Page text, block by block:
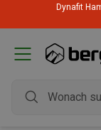
Dynafit